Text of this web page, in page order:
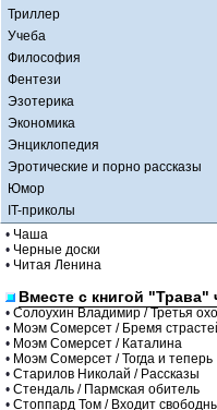
Триллер
Учеба
Философия
Фентези
Эзотерика
Экономика
Энциклопедия
Эротические и порно рассказы
Юмор
IT-приколы
• Чаша
• Черные доски
• Читая Ленина
Вместе с книгой "Трава"
• Солоухин Владимир / Третья
• Моэм Сомерсет / Бремя
• Моэм Сомерсет / Каталина
• Моэм Сомерсет / Тогда и теперь
• Старилов Николай / Рассказы
• Стендаль / Пармская обитель
• Стоппард Том / Входит